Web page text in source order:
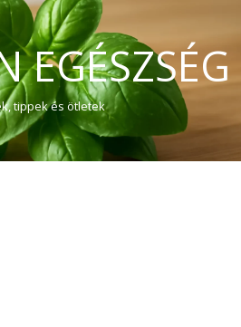
EGÉSZSÉG
tippek és ötletek